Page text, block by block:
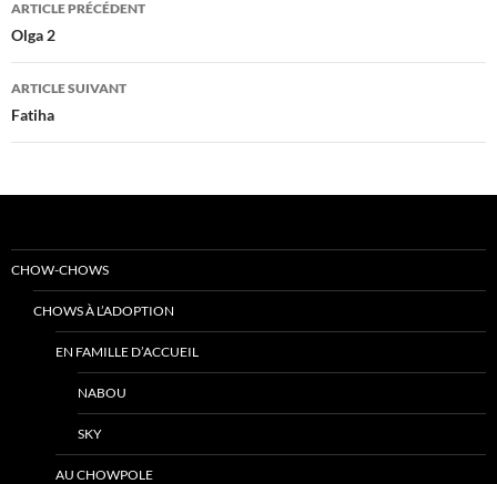
des
articles
ARTICLE PRÉCÉDENT
Olga 2
ARTICLE SUIVANT
Fatiha
CHOW-CHOWS
CHOWS À L’ADOPTION
EN FAMILLE D’ACCUEIL
NABOU
SKY
AU CHOWPOLE